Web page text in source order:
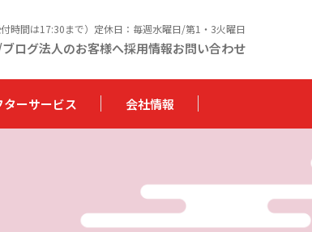
時間は17:30まで）定休日：毎週水曜日/第1・3火曜日
ログ法人のお客様へ採用情報お問い合わせ
ターサービス 会社情報